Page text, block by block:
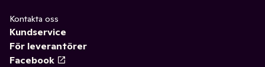
Kontakta oss
Kundservice
För leverantörer
Facebook